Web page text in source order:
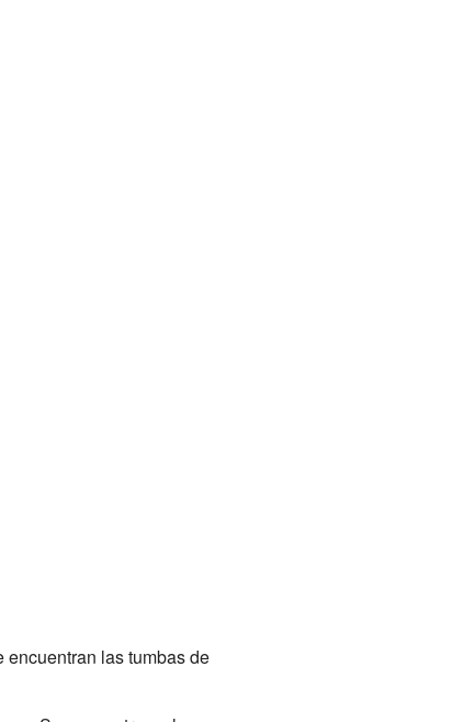
las tumbas de